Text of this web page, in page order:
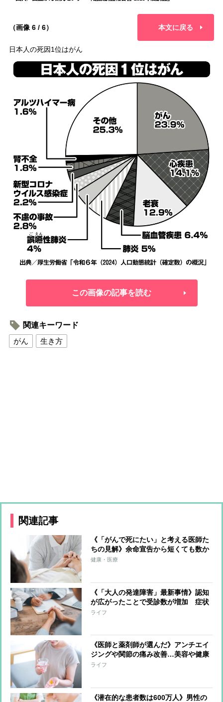
（画像 6 / 6） 本文に戻る
日本人の死因1位はがん
この画像の記事を読む
関連キーワード
がん
生き方
関連記事
《「がんで死にたい」と考える医師た
ちの見解》余命宣告から短くても数か
月、長ければ数年の“死に向かう期
健康・医療
《「大人の発達障害」最新事情》認知
が広がったことで受診数が増加 症状
は“軽度”から“重度”まで連続して変
ライフ
《医師と薬剤師が選んだ》アンチエイ
ジングや関節の痛み改善…美容や健康
の効果が期待できるサプリ もっとも
ライフ
《潜在的な患者数は600万人》男性の